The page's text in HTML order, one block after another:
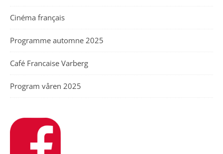
Cinéma français
Programme automne 2025
Café Francaise Varberg
Program våren 2025